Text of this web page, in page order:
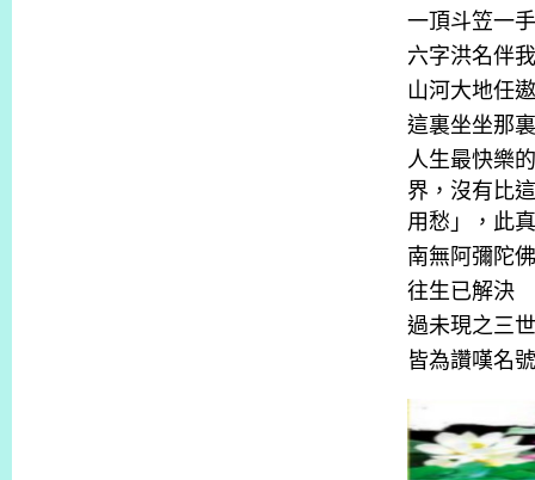
一頂斗笠一
六字洪名伴
山河大地任
這裏坐坐那
人生最快樂
界，沒有比
用愁」，此
南無阿彌陀
往生已解決
過未現之三
皆為讚嘆名